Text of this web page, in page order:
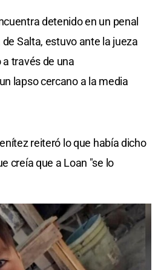
detenido en un penal
Salta, estuvo ante la jueza
través de una
lapso cercano a la media
reiteró lo que había dicho
creía que a Loan "se lo